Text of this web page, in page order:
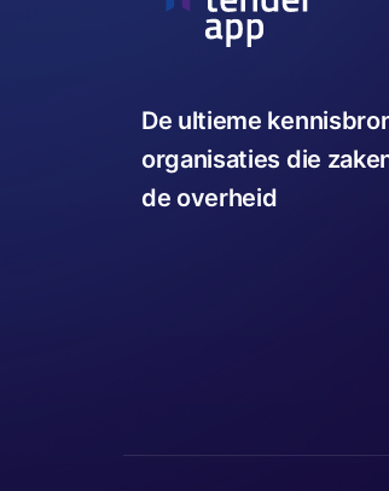
De ultieme
organisaties die
de overheid